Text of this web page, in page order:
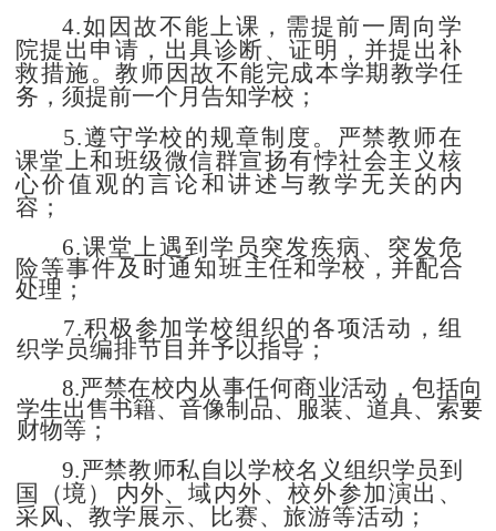
4.如因故不能上课，需提前一周向学
院提出申请，出具诊断、证明，并提出补
救措施。教师因故不能完成本学期教学任
务，须提前一个月告知学校；
5.遵守学校的规章制度。严禁教师在
课堂上和班级微信群宣扬有悖社会主义核
心价值观的言论和讲述与教学无关 的内
容；
6.课堂上遇到学员突发疾病、突发危
险等事件及时通知班主任和学校，并配合
处理；
7.积极参加学校组织的各项活动，组
织学员编排节目并予以指导；
8.严禁在校内从事任何商业活动，包括向
学生出售书籍、音像制品、服装、道具、索要
财物等；
9.严禁教师私自以学校名义组织学员到
国（境）
内外、 域内外、校外参加演出、
采风、教学展示、比赛、旅游等活动；